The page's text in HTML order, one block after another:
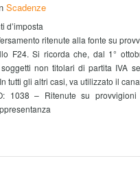
Scadenze
d’imposta
ritenute alla fonte su
F24. Si ricorda che, dal 1°
non titolari di partita IVA
tutti gli altri casi, va utilizzato il
1038 – Ritenute su